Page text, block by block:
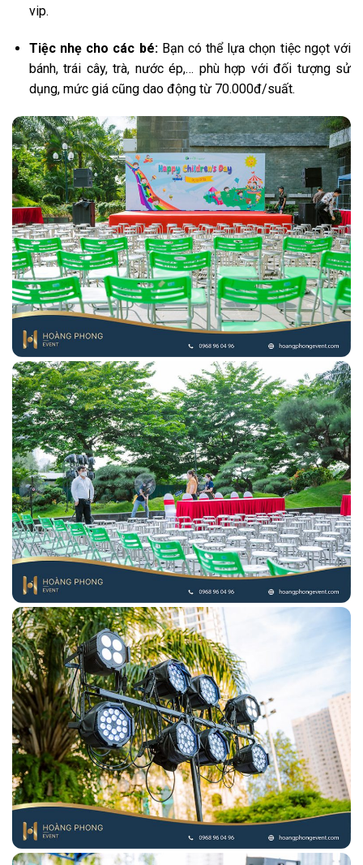
vip.
Tiệc nhẹ cho các bé:Bạn có thể lựa chọn tiệc ngọt với
bánh, trái cây, trà, nước ép,… phù hợp với đối tượng sử
dụng, mức giá cũng dao động từ 70.000đ/suất.